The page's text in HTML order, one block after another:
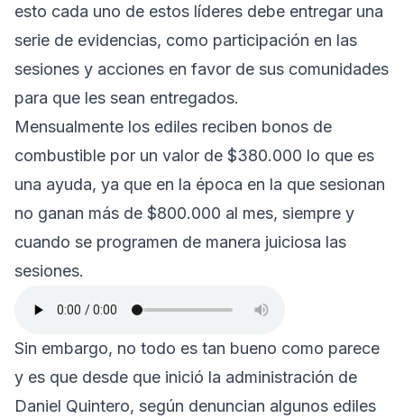
esto cada uno de estos líderes debe entregar una
serie de evidencias, como participación en las
sesiones y acciones en favor de sus comunidades
para que les sean entregados.
Mensualmente los ediles reciben bonos de
combustible por un valor de $380.000 lo que es
una ayuda, ya que en la época en la que sesionan
no ganan más de $800.000 al mes, siempre y
cuando se programen de manera juiciosa las
sesiones.
Sin embargo, no todo es tan bueno como parece
y es que desde que inició la administración de
Daniel Quintero, según denuncian algunos ediles